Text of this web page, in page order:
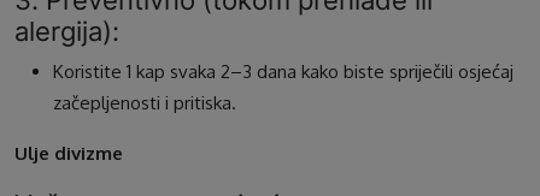
alergija):
Koristite 1 kap svaka 2–3 dana kako biste spriječili osjećaj
začepljenosti i pritiska.
Ulje divizme